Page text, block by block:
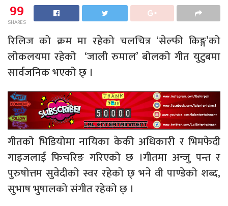
99
SHARES
रिलिज को क्रम मा रहेको चलचित्र ‘सेल्फी किङ्ग’को
लोकलयमा रहेको ‘जाली रुमाल’ बोलको गीत युटुबमा
सार्वजनिक भएको छ् ।
गीतको भिडियोमा नायिका केकी अधिकारी र भिमफेदी
गाइजलाई फिचरिङ गरिएको छ ।गीतमा अन्जु पन्त र
पुरुषोत्तम सुवेदीको स्वर रहेको छ् भने वी पाण्डेको शब्द,
सुभाष भुषालको संगीत रहेको छ् ।